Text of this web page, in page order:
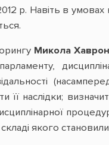
2012 р. Навіть в
Микола
її наслідки;
складі якого